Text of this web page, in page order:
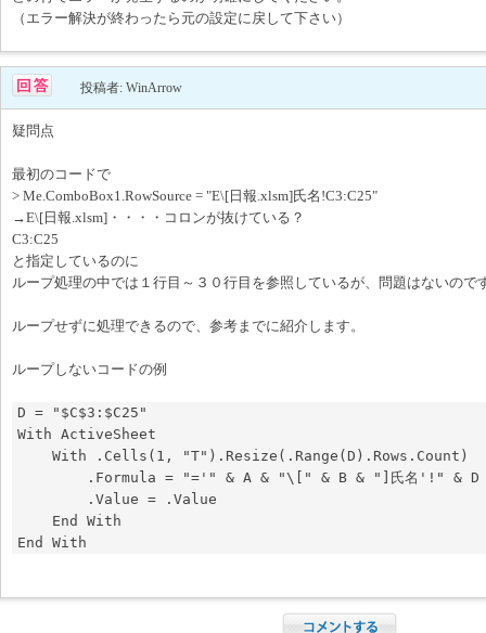
（エラー解決が終わったら元の設定に戻して下さい）
投稿者: WinArrow
疑問点
最初のコードで
> Me.ComboBox1.RowSource = "E\[日報.xlsm]氏名!C3:C25"
→E\[日報.xlsm]・・・・コロンが抜けている？
C3:C25
と指定しているのに
ループ処理の中では１行目～３０行目を参照しているが、問題はないので
ループせずに処理できるので、参考までに紹介します。
ループしないコードの例
D = "$C$3:$C25"
With ActiveSheet